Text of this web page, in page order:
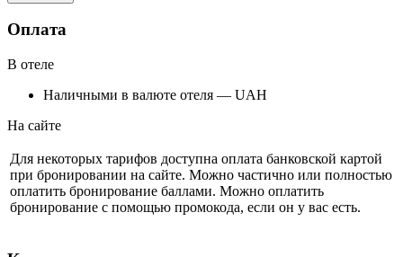
Оплата
В отеле
Наличными в валюте отеля — UAH
На сайте
Для некоторых тарифов доступна оплата банковской картой
при бронировании на сайте. Можно частично или полностью
оплатить бронирование баллами. Можно оплатить
бронирование с помощью промокода, если он у вас есть.